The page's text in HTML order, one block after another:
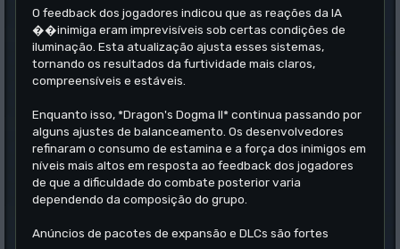
O feedback dos jogadores indicou que as reações da IA
��inimiga eram imprevisíveis sob certas condições de
iluminação. Esta atualização ajusta esses sistemas,
tornando os resultados da furtividade mais claros,
compreensíveis e estáveis.
Enquanto isso, *Dragon's Dogma II* continua passando por
alguns ajustes de balanceamento. Os desenvolvedores
refinaram o consumo de estamina e a força dos inimigos em
níveis mais altos em resposta ao feedback dos jogadores
de que a dificuldade do combate posterior varia
dependendo da composição do grupo.
Anúncios de pacotes de expansão e DLCs são fortes